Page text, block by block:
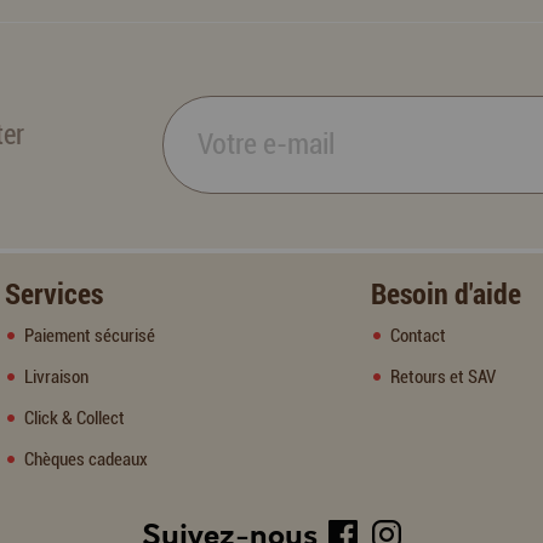
Services
Paiement sécurisé
Livraison
Click & Collect
Chèques cadeaux
Besoin d'aide
Contact
Retours et SAV